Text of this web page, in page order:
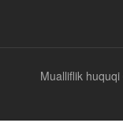
Mualliflik